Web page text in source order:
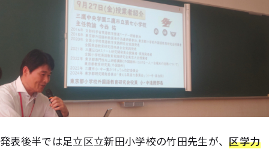
発表後半では足立区立新田小学校の竹田先生が、区学力